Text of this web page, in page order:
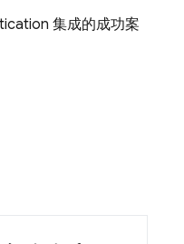
集成的成功案